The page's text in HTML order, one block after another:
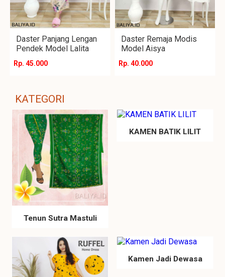
Daster Panjang Lengan
Pendek Model Lalita
Rp. 45.000
Daster Remaja Modis
Model Aisya
Rp. 40.000
KATEGORI
Tenun Sutra Mastuli
KAMEN BATIK LILIT
Kamen Jadi Dewasa